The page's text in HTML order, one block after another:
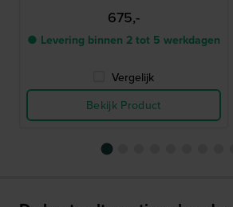
675,-
● Levering binnen 2 tot 5 werkdagen
Vergelijk
Bekijk Product